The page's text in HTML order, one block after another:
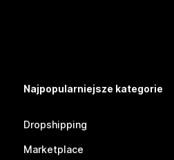
Najpopularniejsze kategorie
Dropshipping
Marketplace